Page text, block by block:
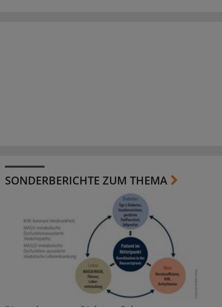
SONDERBERICHTE ZUM THEMA